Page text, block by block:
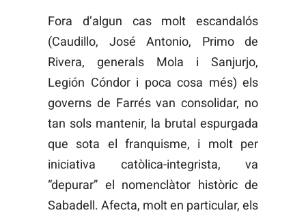
Fora d’algun cas molt escandalós
(Caudillo, José Antonio, Primo de
Rivera, generals Mola i Sanjurjo,
Legión Cóndor i poca cosa més) els
governs de Farrés van consolidar, no
tan sols mantenir, la brutal espurgada
que sota el franquisme, i molt per
iniciativa catòlica-integrista, va
“depurar” el nomenclàtor històric de
Sabadell. Afecta, molt en particular, els